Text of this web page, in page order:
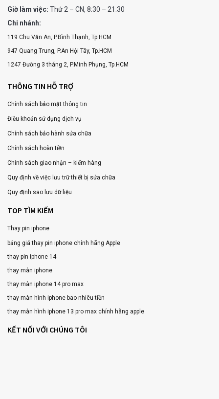
Giờ làm việc: Thứ 2 – CN, 8:30 – 21:30
Chi nhánh:
119 Chu Văn An, P.Bình Thạnh, Tp.HCM
947 Quang Trung, P.An Hội Tây, Tp.HCM
1247 Đường 3 tháng 2, P.Minh Phụng, Tp.HCM
THÔNG TIN HỖ TRỢ
Chính sách bảo mật thông tin
Điều khoản sử dụng dịch vụ
Chính sách bảo hành sửa chữa
Chính sách hoàn tiền
Chính sách giao nhận – kiểm hàng
Quy định về việc lưu trữ thiết bị sửa chữa
Quy định sao lưu dữ liệu
TOP TÌM KIẾM
Thay pin iphone
bảng giá thay pin iphone chính hãng Apple
thay pin iphone 14
thay màn iphone
thay màn iphone 14 pro max
thay màn hình iphone bao nhiêu tiền
thay màn hình iphone 13 pro max chính hãng apple
KẾT NỐI VỚI CHÚNG TÔI